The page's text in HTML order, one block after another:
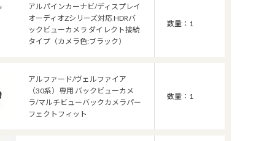
アルパインカーナビ/ディスプレイ
オーディオZシリーズ対応 HDRバ
ックビューカメラ ダイレクト接続
タイプ（カメラ色:ブラック）
数量：1
アルファード/ヴェルファイア
（30系）専用 バックビューカメ
ラ/マルチビューバックカメラパー
フェクトフィット
数量：1